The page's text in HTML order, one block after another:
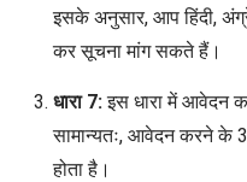
इसके अनुसार, आप हिंदी,
कर सूचना मांग सकते हैं।
धारा 7:इस धारा में आवेदन
सामान्यतः, आवेदन करने के
होता है।